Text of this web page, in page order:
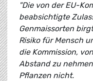
"Die von der EU-
beabsichtigte
Genmaissorten
Risiko für Mensch
die Kommission,
Abstand zu
Pflanzen nicht.